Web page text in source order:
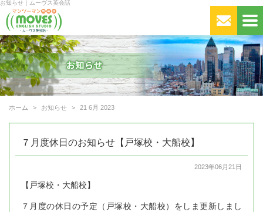
お知らせ｜ムーヴス英会話
ホーム お知らせ 21 6月 2023
７月度休日のお知らせ【戸塚校・大船校】
2023年06月21日
【戸塚校・大船校】
７月度の休日の予定（戸塚校・大船校）をしま更新しまし